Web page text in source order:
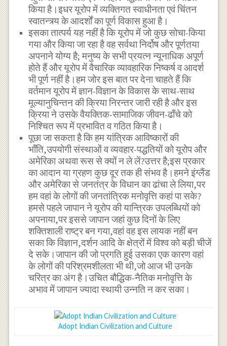
किया है।इधर यूरोप में व्यक्तिगत स्वाधीनता एवं चिंतन
स्वातन्त्र्य के आदर्शों का पूर्ण विकास हुआ है।
इसका तात्पर्य यह नहीं है कि यूरोप में जो कुछ सोचा-किया
गया और किया जा रहा है वह सर्वथा निर्दोष और पूर्णतया
अपनाने योग्य है; मनुष्य के सभी प्रयत्न न्यूनाधिक अपूर्ण
होते हैं और यूरोप में वैचारिक व्यावहारिक निष्कर्ष व आदर्श
भी पूर्ण नहीं है।हम जोर इस बात पर देना चाहते हैं कि
वर्तमान यूरोप में ज्ञान-विज्ञान के विकास के साथ-साथ
मूल्यानुचिन्तन की क्रिया निरन्तर जारी रही है और इस
क्रिया ने उसके वैयक्तिक-सामाजिक जीवन-ढाँचे को
निश्चित रूप में प्रभावित व गठित किया है।
पूछा जा सकता है कि हम यांत्रिक आविष्कारों की
भाँति,उपयोगी संस्थाओं व व्यवहार-पद्धतियों को यूरोप और
अमेरिका अथवा रूस से क्यों न ले लें?उत्तर है;इस प्रकार
का आदान या ग्रहण कुछ दूर तक ही संभव है।हमने इंग्लैंड
और अमेरिका से जनतंत्र के विधान का ढांचा ले लिया,पर
हम वहां के लोगों की जनतांत्रिक मनोवृत्ति कहां पा सके?
हमसे पहले जापान ने यूरोप की यान्त्रिक उपलब्धियों को
अपनाया,पर इससे जापान जहां कुछ दिनों के लिए
शक्तिशाली राष्ट्र बन गया,वहां वह इस लायक नहीं बन
सका कि विज्ञान,दर्शन आदि के क्षेत्रों में विश्व को बड़ी चीजें
दे सके।जापान की जो प्रगति हुई उसका एक कारण वहां
के लोगों की परिश्रमशीलता भी थी,जो आज भी उनके
चरित्र का अंग है।उचित बौद्धिक-नैतिक मनोवृत्ति के
अभाव में जापान ज्यादा स्थायी उन्नति न कर सका।
Adopt Indian Civilization and Culture